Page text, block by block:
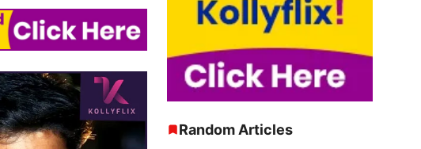
Random Articles